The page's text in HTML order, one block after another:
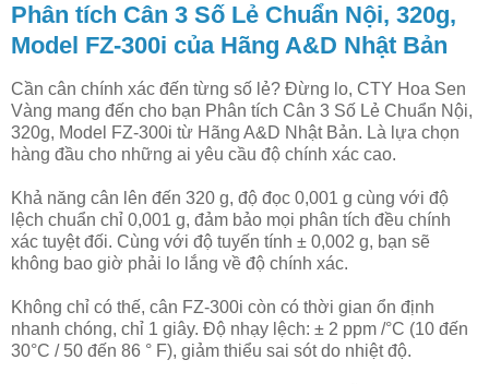
Phân tích Cân 3 Số Lẻ Chuẩn Nội, 320g,
Model FZ-300i của Hãng A&D Nhật Bản
Cần cân chính xác đến từng số lẻ? Đừng lo, CTY Hoa Sen
Vàng mang đến cho bạn Phân tích Cân 3 Số Lẻ Chuẩn Nội,
320g, Model FZ-300i từ Hãng A&D Nhật Bản. Là lựa chọn
hàng đầu cho những ai yêu cầu độ chính xác cao.
Khả năng cân lên đến 320 g, độ đọc 0,001 g cùng với độ
lệch chuẩn chỉ 0,001 g, đảm bảo mọi phân tích đều chính
xác tuyệt đối. Cùng với độ tuyến tính ± 0,002 g, bạn sẽ
không bao giờ phải lo lắng về độ chính xác.
Không chỉ có thế, cân FZ-300i còn có thời gian ổn định
nhanh chóng, chỉ 1 giây. Độ nhạy lệch: ± 2 ppm /°C (10 đến
30°C / 50 đến 86 ° F), giảm thiểu sai sót do nhiệt độ.